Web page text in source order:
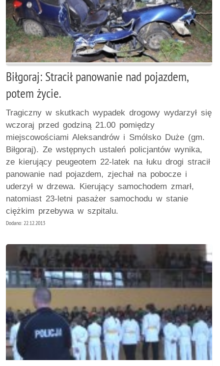
Biłgoraj: Stracił panowanie nad pojazdem,
potem życie.
Tragiczny w skutkach wypadek drogowy wydarzył się
wczoraj przed godziną 21.00 pomiędzy
miejscowościami Aleksandrów i Smólsko Duże (gm.
Biłgoraj). Ze wstępnych ustaleń policjantów wynika,
ze kierujący peugeotem 22-latek na łuku drogi stracił
panowanie nad pojazdem, zjechał na pobocze i
uderzył w drzewa. Kierujący samochodem zmarł,
natomiast 23-letni pasażer samochodu w stanie
ciężkim przebywa w szpitalu.
Dodano: 22.12.2013